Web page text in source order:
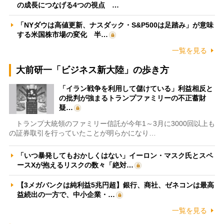
の成長につなげる4つの視点 …
「NYダウは高値更新、ナスダック・S&P500は足踏み」が意味
する米国株市場の変化 半…
一覧を見る
大前研一「ビジネス新大陸」の歩き方
「イラン戦争を利用して儲けている」利益相反と
の批判が強まるトランプファミリーの不正蓄財
疑…
トランプ大統領のファミリー信託が今年1～3月に3000回以上も
の証券取引を行っていたことが明らかになり…
「いつ暴発してもおかしくはない」イーロン・マスク氏とスペ
ースXが抱えるリスクの数々「絶対…
【3メガバンクは純利益5兆円超】銀行、商社、ゼネコンは最高
益続出の一方で、中小企業・…
一覧を見る